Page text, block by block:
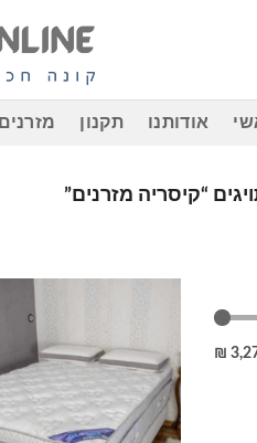
אודותנו תקנון מזרנים
“קיסריה מזרנים”